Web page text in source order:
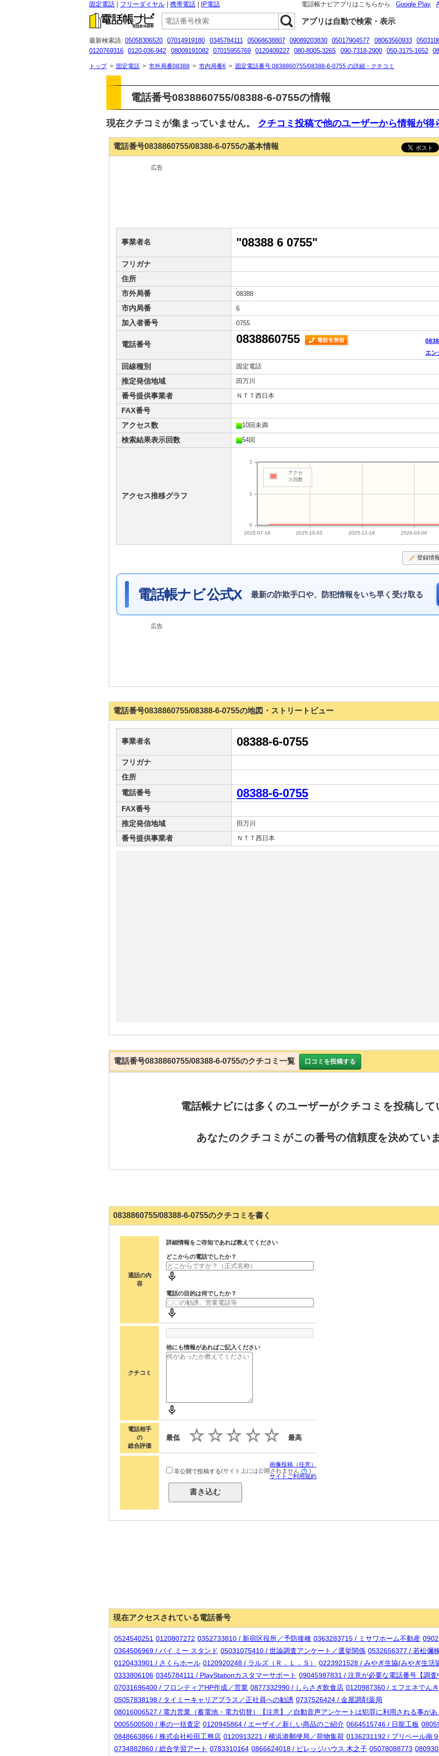
固定電話 フリーダイヤル 携帯電話 IP電話 電話帳ナビアプリはこちらから Google Play
アプリは自動で検索・表示
最新検索語: 05058306520 07014919180 0345784111 05068638807 09089203830 05017904577 08063560933
0120769316
0120-036-942 08009191082 07015955769 0120409227 080-8005-3265 090-7318-2900 050-3175-1652
トップ> 固定電話 > 市外局番08388 > 市内局番6 > 固定電話番号 0838860755/08388-6-0755 の詳細・クチコミ
電話番号0838860755/08388-6-0755の情報
現在クチコミが集まっていません。 クチコミ投稿で他のユーザーから情報が得
電話番号0838860755/08388-6-0755の基本情報
広告
事業者名 "08388 6 0755"
フリガナ
住所
市外局番
08388
市内局番 6
加入者番号 0755
電話番号
エン
0838860755
回線種別 固定電話
推定発信地域 田万川
番号提供事業者 ＮＴＴ西日本
FAX番号
アクセス数
10回未満
検索結果表示回数 54回
アクセス推移グラフ
2025-07-18 2025-10-03 2025-12-19 2026-03-06
0
1
2
アクセ
ス回数
登録情
電話帳ナビ 公式X 最新の詐欺手口や、防犯情報をいち早く受け取る
広告
電話番号0838860755/08388-6-0755の地図・ストリートビュー
事業者名 08388-6-0755
フリガナ
住所
電話番号
08388-6-0755
FAX番号
推定発信地域
田万川
番号提供事業者 ＮＴＴ西日本
電話番号0838860755/08388-6-0755のクチコミ一覧 口コミを投稿する
電話帳ナビには多くのユーザーがクチコミを投稿して
あなたのクチコミがこの番号の信頼度を決めていま
0838860755/08388-6-0755のクチコミを書く
通話の内
容
詳細情報をご存知であれば教えてください
どこからの電話でしたか？
電話の目的は何でしたか？
クチコミ
他にも情報があればご記入ください
電話相手
の
総合評価
最低 最高
非公開で投稿する(サイト上には公開されません )
画像投稿（任意）
サイトご利用規約
現在アクセスされている電話番号
0524540251 0120807272 0352733810 / 新宿区役所／予防接種 0363283715 / ミサワホーム不動産
0364506969 / バイ ミー スタンド 05031075410 / 世論調査アンケート／選挙関係 0532656377 / 若松彌
0120433901 / さくらホール 0120920248 / ラルズ（Ｒ．Ｌ．Ｓ）
0223921528 / みやぎ生協(みやぎ生活
0333806106 0345784111 / PlayStationカスタマーサポート 09045987831 / 注意が必要な電話番号【調査
07031696400 / フロンティアHP作成／営業 0877332990 / しらさぎ飲食店 0120987360 / エフエネでん
05057838198 / タイミーキャリアプラス／正社員への勧誘 0737526424 / 金屋調剤薬局
08016006527 / 電力営業（蓄電池・電力切替）【注意】／自動音声アンケートは犯罪に利用される事があ
0005500500 / 車の一括査定 0120945864 / エーザイ／新しい商品のご紹介 0664515746 / 日龍工板
0848663866 / 株式会社松田工務店 0120913221 / 横浜港郵便局／荷物集荷 0136231192 / プリベール南
0734882860 / 総合学習アート 0783310164 0866624018 / ビレッジハウス 木之子 05078088773